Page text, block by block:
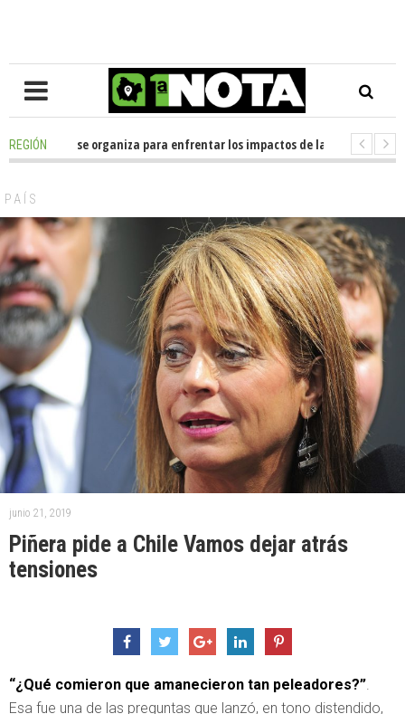
REGIÓN
Araucanía se organiza para enfrentar los impactos de la Megareforma
PAÍS
junio 21, 2019
Piñera pide a Chile Vamos dejar atrás
tensiones
“¿Qué comieron que amanecieron tan peleadores?”
Esa fue una de las preguntas que lanzó, en tono distendido,